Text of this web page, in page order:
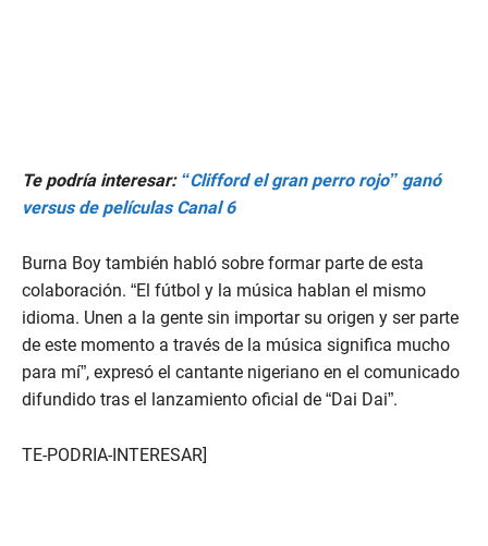
Te podría interesar:“Clifford el gran perro rojo” ganó
versus de películas Canal 6
Burna Boy también habló sobre formar parte de esta
colaboración. “El fútbol y la música hablan el mismo
idioma. Unen a la gente sin importar su origen y ser parte
de este momento a través de la música significa mucho
para mí”, expresó el cantante nigeriano en el comunicado
difundido tras el lanzamiento oficial de “Dai Dai”.
TE-PODRIA-INTERESAR]